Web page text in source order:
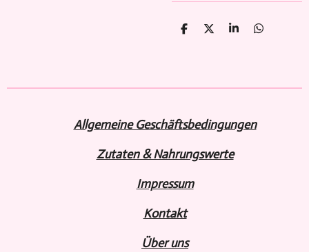
T
n
T
n
T
n
T
n
Allgemeine Geschäftsbedingungen
Zutaten & Nahrungswerte
Impressum
Kontakt
Über uns